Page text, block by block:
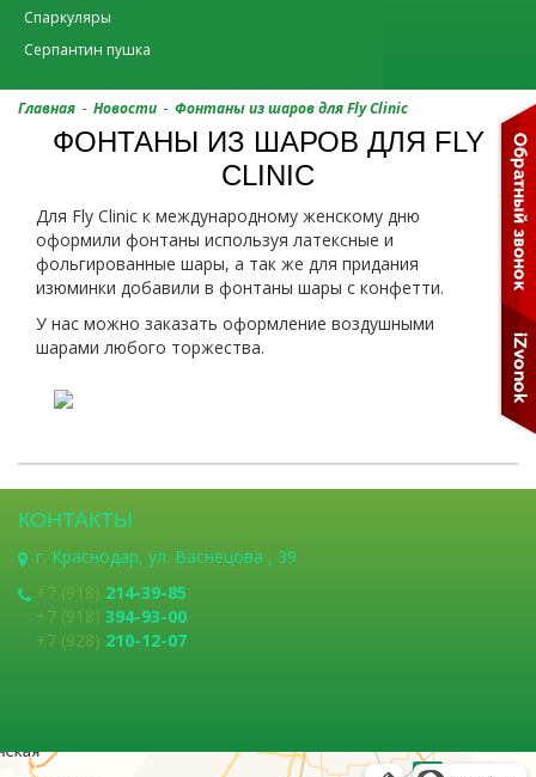
Спаркуляры
Серпантин пушка
Главная - Новости - Фонтаны из шаров для Fly Clinic
ФОНТАНЫ ИЗ ШАРОВ ДЛЯ FLY
CLINIC
Для Fly Clinic к международному женскому дню
оформили фонтаны используя латексные и
фольгированные шары, а так же для придания
изюминки добавили в фонтаны шары с конфетти.
У нас можно заказать оформление воздушными
шарами любого торжества.
КОНТАКТЫ
г. Краснодар, ул. Васнецова , 39
+7 (918) 214-39-85
+7 (918) 394-93-00
+7 (928) 210-12-07